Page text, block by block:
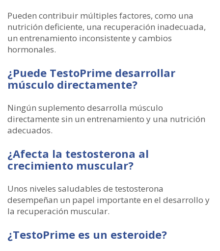
Pueden contribuir múltiples factores, como una
nutrición deficiente, una recuperación inadecuada,
un entrenamiento inconsistente y cambios
hormonales.
¿Puede TestoPrime desarrollar
músculo directamente?
Ningún suplemento desarrolla músculo
directamente sin un entrenamiento y una nutrición
adecuados.
¿Afecta la testosterona al
crecimiento muscular?
Unos niveles saludables de testosterona
desempeñan un papel importante en el desarrollo y
la recuperación muscular.
¿TestoPrime es un esteroide?